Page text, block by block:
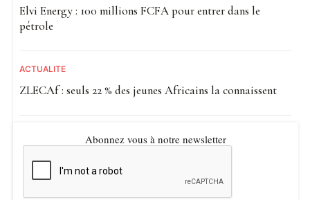
Elvi Energy : 100 millions FCFA pour entrer dans le
pétrole
ACTUALITE
ZLECAf : seuls 22 % des jeunes Africains la connaissent
Abonnez vous à notre newsletter